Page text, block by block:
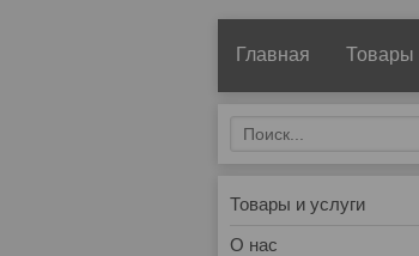
Главная Товары
Товары и услуги
О нас